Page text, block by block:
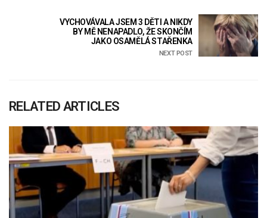
VYCHOVÁVALA JSEM 3 DĚTI A NIKDY
BY MĚ NENAPADLO, ŽE SKONČÍM
JAKO OSAMĚLÁ STAŘENKA
NEXT POST
RELATED ARTICLES